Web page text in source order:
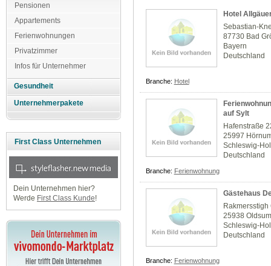
Pensionen
Appartements
Ferienwohnungen
Privatzimmer
Infos für Unternehmer
Gesundheit
Unternehmerpakete
First Class Unternehmen
Dein Unternehmen hier?
Werde First Class Kunde!
Hotel
Sebastian-
87730 Bad
Bayern
Deutschland
Branche: Hotel
auf Sylt
Hafenstraße
25997
Schleswig-
Deutschland
Branche: Ferienwohnung
Gästehaus
Rakmersstigh
25938
Schleswig-
Deutschland
Branche: Ferienwohnung